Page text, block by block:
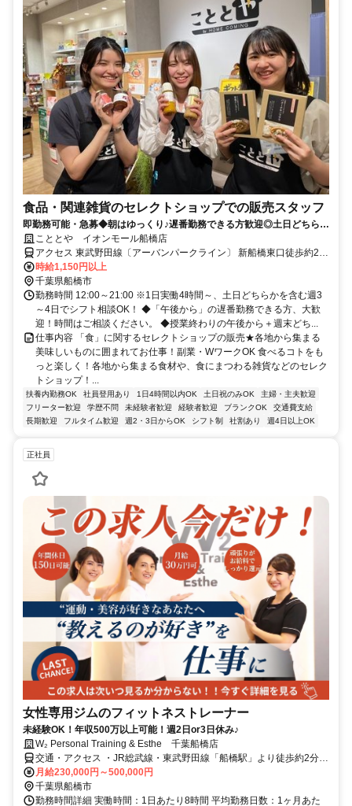
食品・関連雑貨のセレクトショップでの販売スタッフ
即勤務可能・急募◆朝はゆっくり♪遅番勤務できる方歓迎◎土日どちらか
を含む週3～4日でシフト相談OK！学生さんも働きやすい♪
こととや イオンモール船橋店
アクセス 東武野田線〔アーバンパークライン〕 新船橋東口徒歩約2
分、東葉高速線 東海神T4口徒歩約8分、京成本線 海神徒歩約12分 新
船橋駅より徒歩1分
時給1,150円以上
千葉県船橋市
勤務時間 12:00～21:00 ※1日実働4時間～、土日どちらかを含む週3
～4日でシフト相談OK！ ◆「午後から」の遅番勤務できる方、大歓
迎！時間はご相談ください。 ◆授業終わりの午後から＋週末どち...
仕事内容 「食」に関するセレクトショップの販売★各地から集まる
美味しいものに囲まれてお仕事！副業・WワークOK 食べるコトをも
っと楽しく！各地から集まる食材や、食にまつわる雑貨などのセレク
トショップ！...
扶養内勤務OK 社員登用あり 1日4時間以内OK 土日祝のみOK
主婦・主夫歓迎
フリーター歓迎
学歴不問 未経験者歓迎 経験者歓迎 ブランクOK
交通費支給
長期歓迎
フルタイム歓迎 週2・3日からOK シフト制 社割あり 週4日以上OK
正社員
女性専用ジムのフィットネストレーナー
未経験OK！年収500万以上可能！週2日or3日休み♪
W₂ Personal Training & Esthe 千葉船橋店
交通・アクセス ・JR総武線・東武野田線「船橋駅」より徒歩約2分
・京成本線「京成船橋駅」より徒歩約4分 ・駅チカの「伊藤LKビル」
3F
月給230,000円～500,000円
千葉県船橋市
勤務時間詳細 実働時間：1日あたり8時間 平均勤務日数：1ヶ月あた